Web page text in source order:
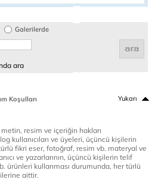
Galerilerde
ara
Koşulları Yukarı
resim ve içeriğin hakları
kullanıcıları ve üyeleri, üçüncü kişilerin
fikri eser, fotoğraf, resim vb. materyal ve
ve yazarlarının, üçüncü kişilerin telif
ürünleri kullanması durumunda, her türlü
aittir.